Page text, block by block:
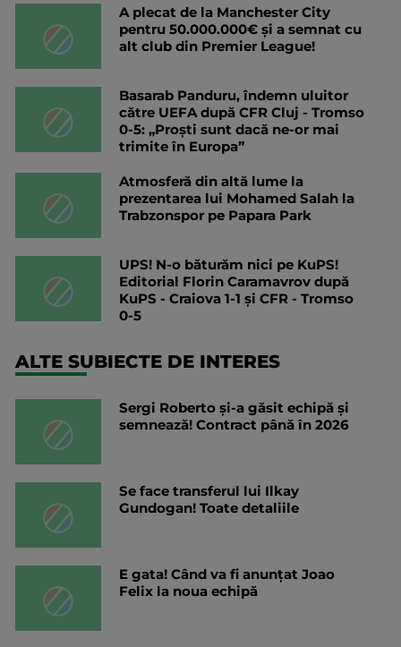
A plecat de la Manchester City
pentru 50.000.000€ și a semnat cu
alt club din Premier League!
Basarab Panduru, îndemn uluitor
către UEFA după CFR Cluj - Tromso
0-5: „Proști sunt dacă ne-or mai
trimite în Europa”
Atmosferă din altă lume la
prezentarea lui Mohamed Salah la
Trabzonspor pe Papara Park
UPS! N-o băturăm nici pe KuPS!
Editorial Florin Caramavrov după
KuPS - Craiova 1-1 și CFR - Tromso
0-5
ALTE SUBIECTE DE INTERES
Sergi Roberto și-a găsit echipă și
semnează! Contract până în 2026
Se face transferul lui Ilkay
Gundogan! Toate detaliile
E gata! Când va fi anunțat Joao
Felix la noua echipă